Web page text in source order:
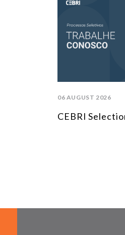
06 AUGUST 2026
CEBRI